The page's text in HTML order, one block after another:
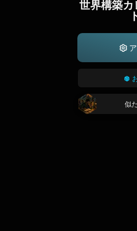
世界構築
似